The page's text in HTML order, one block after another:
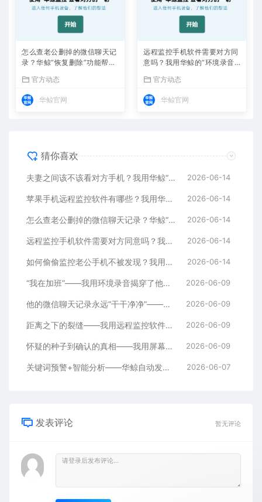
怎么查老公删掉的微信聊天记
录？华鲸“恢复删除”功能帮我
官方动态
华鲸官网
远程监控手机软件需要对方同
意吗？我用华鲸的“环境录音”
官方动态
华鲸官网
猜你喜欢
夫妻之间该不该看对方手机？我用华鲸“通话录音”听到了答案 2026-06-14
苹果手机远程监控软件有哪些？我用华鲸“远程拍照”拍到了证据 2026-06-14
怎么查老公删掉的微信聊天记录？华鲸“恢复删除”功能帮我找回了半年证据 2026-06-14
远程监控手机软件需要对方同意吗？我用华鲸的“环境录音”揭穿了加班谎言 2026-06-14
如何偷偷监控老公手机不被发现？我用华鲸的“实时屏幕同步”看到了真相 2026-06-14
“我在加班”——我用环境录音揭穿了他四个月的谎言 2026-06-09
他的微信聊天记录永远“干干净净”——我用删除恢复功能找到了真相 2026-06-09
距离之下的裂缝——我用远程监控软件挽救了跨国婚姻 2026-06-09
怀疑的种子到确认的真相——我用屏幕同步+聊天记录查看走完了全过程 2026-06-09
关键词预警+智能分析——华鲸自动发现了她聊天记录里的“秘密” 2026-06-07
发表评论 暂无评论